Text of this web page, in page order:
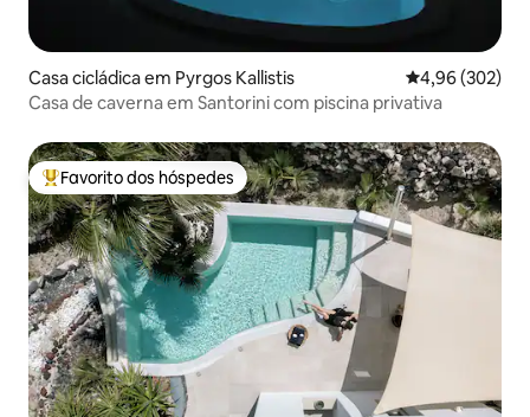
Casa cicládica em Pyrgos Kallistis Classificação
4,96 (302)
Casa de caverna em Santorini com piscina privativa
Favoritos dos hóspedes mais apreciados
Favorito dos hóspedes